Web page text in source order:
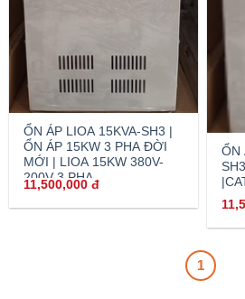
ỔN ÁP LIOA 15KVA-SH3 |
ỔN ÁP 15KW 3 PHA ĐỜI
MỚI | LIOA 15KW 380V-
200V 3 PHA
11,500,000đ
ỔN
1